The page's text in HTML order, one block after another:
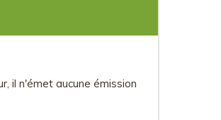
il n'émet aucune émission